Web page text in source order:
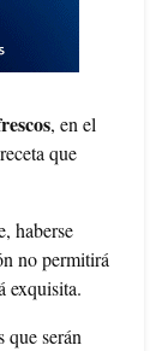
, en el
que
haberse
no permitirá
exquisita.
que serán